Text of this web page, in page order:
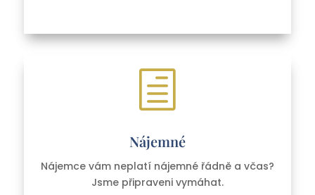
h
Nájemné
Nájemce vám neplatí nájemné řádně a včas?
Jsme připraveni vymáhat.